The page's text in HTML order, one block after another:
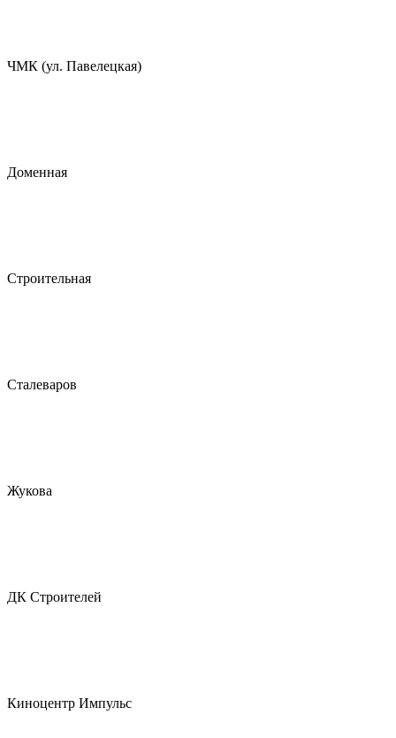
ЧМК (ул. Павелецкая)
Доменная
Строительная
Сталеваров
Жукова
ДК Строителей
Киноцентр Импульс